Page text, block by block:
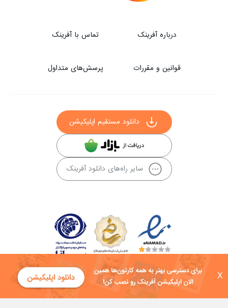
X
درباره آفرینک تماس با آفرینک
قوانین و مقررات پرسش‌های متداول
دانلود مستقیم اپلیکیشن
سایر راه‌های دانلود آفرینک
کلیه حقوق این سایت به شرکت توسعه فناوی هفت آسمان توکان تعلق دارد و